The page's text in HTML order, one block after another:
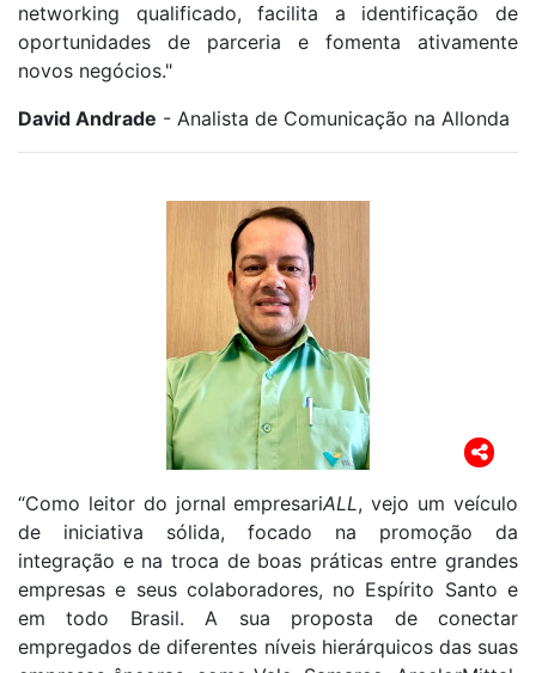
networking qualificado, facilita a identificação de
oportunidades de parceria e fomenta ativamente
novos negócios."
David Andrade - Analista de Comunicação na Allonda
“Como leitor do jornal empresariALL, vejo um veículo
de iniciativa sólida, focado na promoção da
integração e na troca de boas práticas entre grandes
empresas e seus colaboradores, no Espírito Santo e
em todo Brasil. A sua proposta de conectar
empregados de diferentes níveis hierárquicos das suas